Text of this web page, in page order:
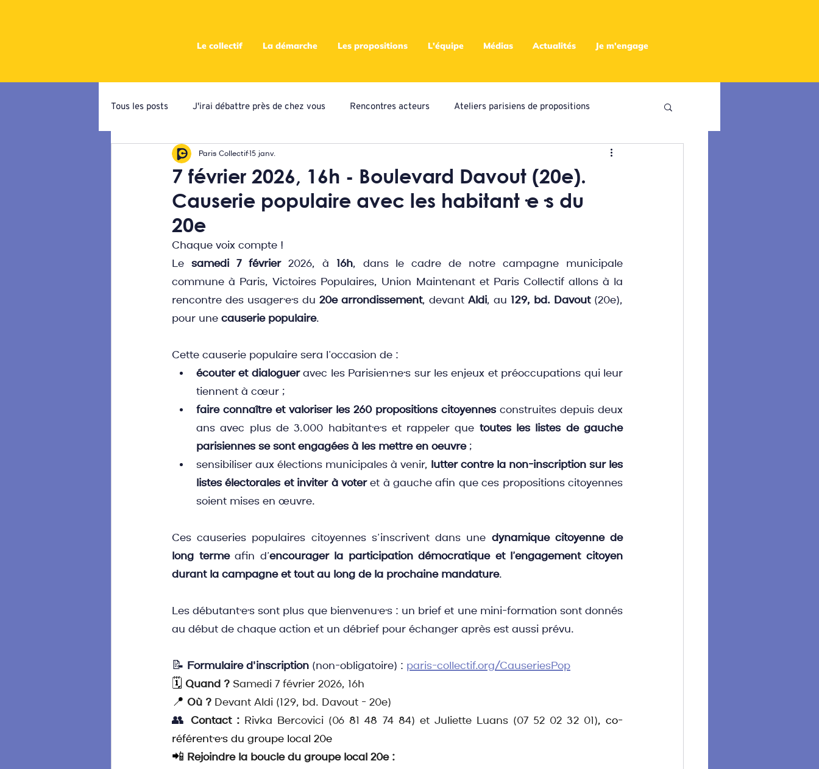
Le collectif La démarche Les propositions L'équipe Médias Actualités Je m'engage
Tous les posts J'irai débattre près de chez vous Rencontres acteurs Ateliers parisiens de propositions
Campagne de priorisation Ateliers locaux de propositions
Ateliers programmatiques Campagne citoyenne
7 février 2026, 16h - Boulevard Davout (20e).
Causerie populaire avec les habitant·e·s du
20e
Paris Collectif15 janv.
Chaque voix compte !
Le samedi 7 février 2026, à 16h, dans le cadre de notre campagne municipale
commune à Paris, Victoires Populaires, Union Maintenant et Paris Collectif allons à la
rencontre des usager·e·s du 20e arrondissement, devant Aldi, au 129, bd. Davout (20e),
pour une causerie populaire.
Cette causerie populaire sera l’occasion de :
écouter et dialoguer avec les Parisien·ne·s sur les enjeux et préoccupations qui leur
tiennent à cœur ;
faire connaître et valoriser les 260 propositions citoyennes construites depuis deux
ans avec plus de 3.000 habitant·e·s et rappeler que toutes les listes de gauche
parisiennes se sont engagées à les mettre en oeuvre ;
sensibiliser aux élections municipales à venir, lutter contre la non-inscription sur les
listes électorales et inviter à voter et à gauche afin que ces propositions citoyennes
soient mises en œuvre.
Ces causeries populaires citoyennes s’inscrivent dans une dynamique citoyenne de
long terme afin d’encourager la participation démocratique et l’engagement citoyen
durant la campagne et tout au long de la prochaine mandature.
Les débutant·e·s sont plus que bienvenu·e·s : un brief et une mini-formation sont donnés
au début de chaque action et un débrief pour échanger après est aussi prévu.
📝 Formulaire d'inscription (non-obligatoire) : paris-collectif.org/CauseriesPop
🗓️ Quand ? Samedi 7 février 2026, 16h
📍 Où ? Devant Aldi (129, bd. Davout - 20e)
👥
Contact : Rivka Bercovici (06 81 48 74 84) et Juliette Luans (07 52 02 32 01), co-
référent·e·s du groupe local 20e
📲 Rejoindre la boucle du groupe local 20e :